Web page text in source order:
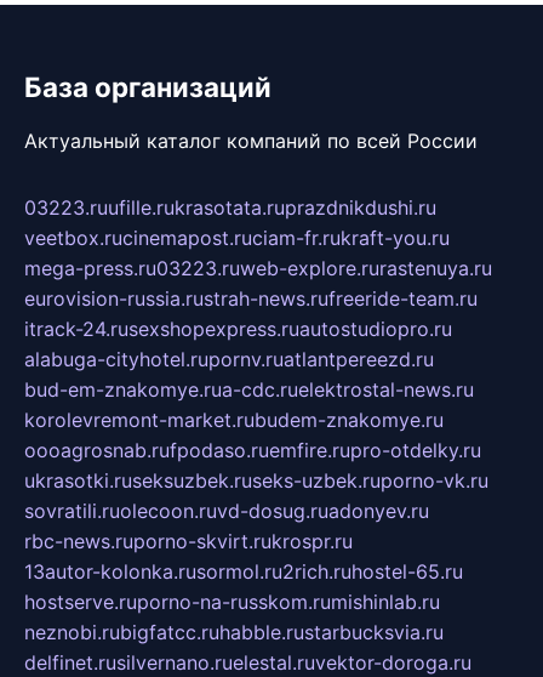
База организаций
Актуальный каталог компаний по всей России
03223.ruufille.rukrasotata.ruprazdnikdushi.ru
veetbox.rucinemapost.ruciam-fr.rukraft-you.ru
mega-press.ru03223.ruweb-explore.rurastenuya.ru
eurovision-russia.rustrah-news.rufreeride-team.ru
itrack-24.rusexshopexpress.ruautostudiopro.ru
alabuga-cityhotel.rupornv.ruatlantpereezd.ru
bud-em-znakomye.rua-cdc.ruelektrostal-news.ru
korolevremont-market.rubudem-znakomye.ru
oooagrosnab.rufpodaso.ruemfire.rupro-otdelky.ru
ukrasotki.ruseksuzbek.ruseks-uzbek.ruporno-vk.ru
sovratili.ruolecoon.ruvd-dosug.ruadonyev.ru
rbc-news.ruporno-skvirt.rukrospr.ru
13autor-kolonka.rusormol.ru2rich.ruhostel-65.ru
hostserve.ruporno-na-russkom.rumishinlab.ru
neznobi.rubigfatcc.ruhabble.rustarbucksvia.ru
delfinet.rusilvernano.ruelestal.ruvektor-doroga.ru